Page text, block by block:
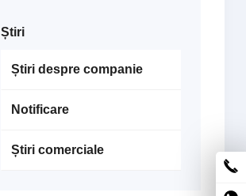
Știri
Știri despre companie
Notificare
Știri comerciale